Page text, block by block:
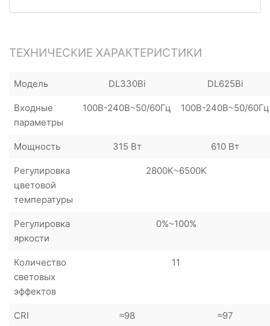
ТЕХНИЧЕСКИЕ ХАРАКТЕРИСТИКИ
Модель DL330Bi DL625Bi
Входные
параметры
100В-240В~50/60Гц 100В-240В~50/60Гц
Мощность 315 Вт 610 Вт
Регулировка
цветовой
температуры
2800K~6500K
Регулировка
яркости
0%~100%
Количество
световых
эффектов
11
CRI ≈98 ≈97